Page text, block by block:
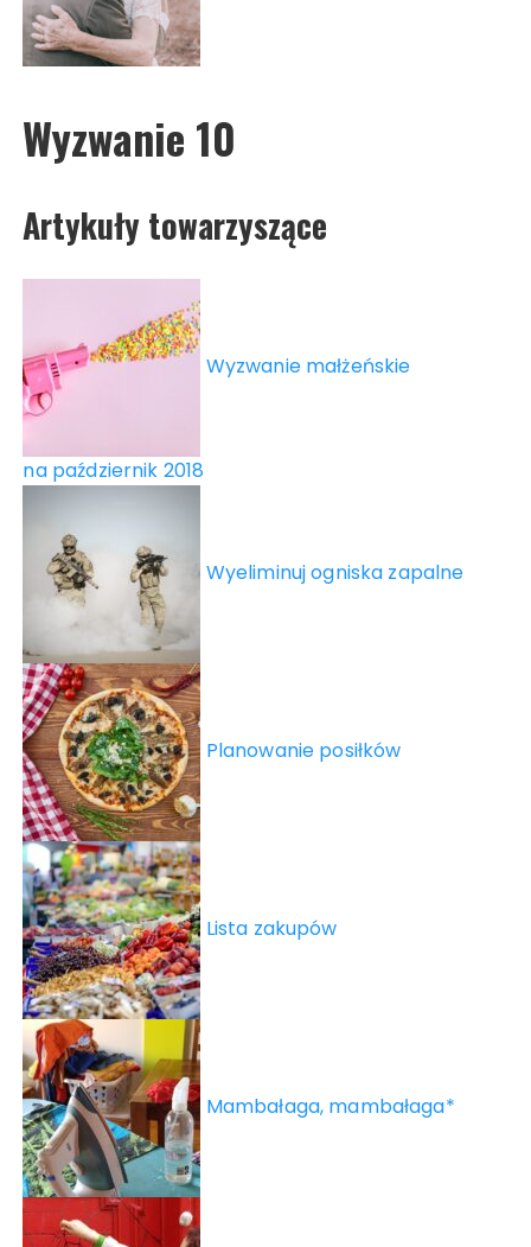
Wyzwanie 10
Artykuły towarzyszące
Wyzwanie małżeńskie
na październik 2018
Wyeliminuj ogniska zapalne
Planowanie posiłków
Lista zakupów
Mambałaga, mambałaga*